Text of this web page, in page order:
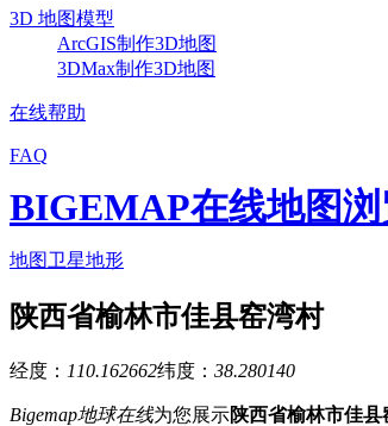
3D 地图模型
ArcGIS制作3D地图
3DMax制作3D地图
在线帮助
FAQ
BIGEMAP在线地图
地图卫星地形
陕西省榆林市佳县窑湾村
经度： 110.162662纬度： 38.280140
Bigemap地球在线为您展示陕西省榆林市佳县